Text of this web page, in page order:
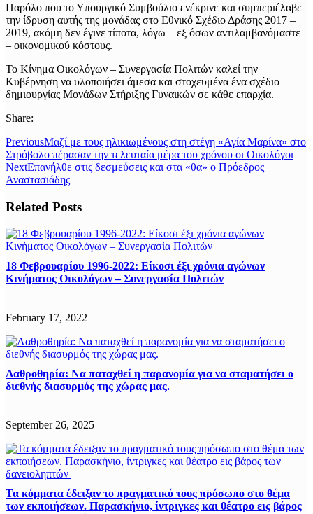
Παρόλο που το Υπουργικό Συμβούλιο ενέκρινε και συμπεριέλαβε
την ίδρυση αυτής της μονάδας στο Εθνικό Σχέδιο Δράσης 2017 –
2019, ακόμη δεν έγινε τίποτα, λόγω – εξ όσων αντιλαμβανόμαστε
– οικονομικού κόστους.
Το Κίνημα Οικολόγων – Συνεργασία Πολιτών καλεί την
Κυβέρνηση να υλοποιήσει άμεσα και στοχευμένα ένα σχέδιο
δημιουργίας Μονάδων Στήριξης Γυναικών σε κάθε επαρχία.
Share:
PreviousΜαζί με τους ηλικιωμένους στη στέγη «Αγία Μαρίνα» στο
Στρόβολο πέρασαν την τελευταία μέρα του χρόνου οι Οικολόγοι
NextΕπανήλθε στις δεσμεύσεις και στα «θα» ο Πρόεδρος
Αναστασιάδης
Related Posts
18 Φεβρουαρίου 1996-2022: Είκοσι έξι χρόνια αγώνων
Κινήματος Οικολόγων – Συνεργασία Πολιτών
February 17, 2022
Λαθροθηρία: Να παταχθεί η παρανομία για να σταματήσει ο
διεθνής διασυρμός της χώρας μας.
September 26, 2025
Τα κόμματα έδειξαν το πραγματικό τους πρόσωπο στο θέμα
των εκποιήσεων. Παρασκήνιο, ίντριγκες και θέατρο εις βάρος